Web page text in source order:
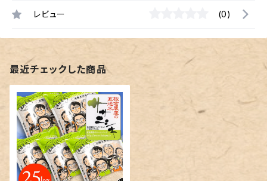
レビュー (0)
最近チェックした商品